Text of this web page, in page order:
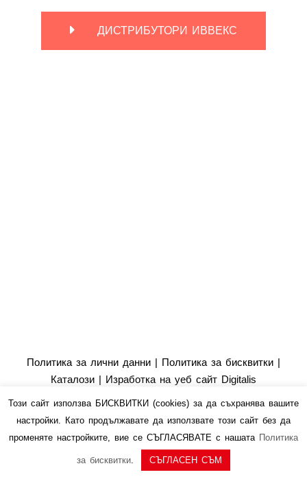
ДИСТРИБУТОРИ ИВВЕКС
Политика за лични данни | Политика за бисквитки |
Каталози | Изработка на уеб сайт Digitalis
Този сайт използва БИСКВИТКИ (cookies) за да съхранява вашите
настройки. Като продължавате да използвате този сайт без да
променяте настройките, вие се СЪГЛАСЯВАТЕ с нашата Политика
за бисквитки. СЪГЛАСЕН СЪМ